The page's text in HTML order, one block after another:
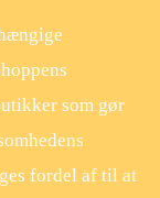
som gør
fordel af til at